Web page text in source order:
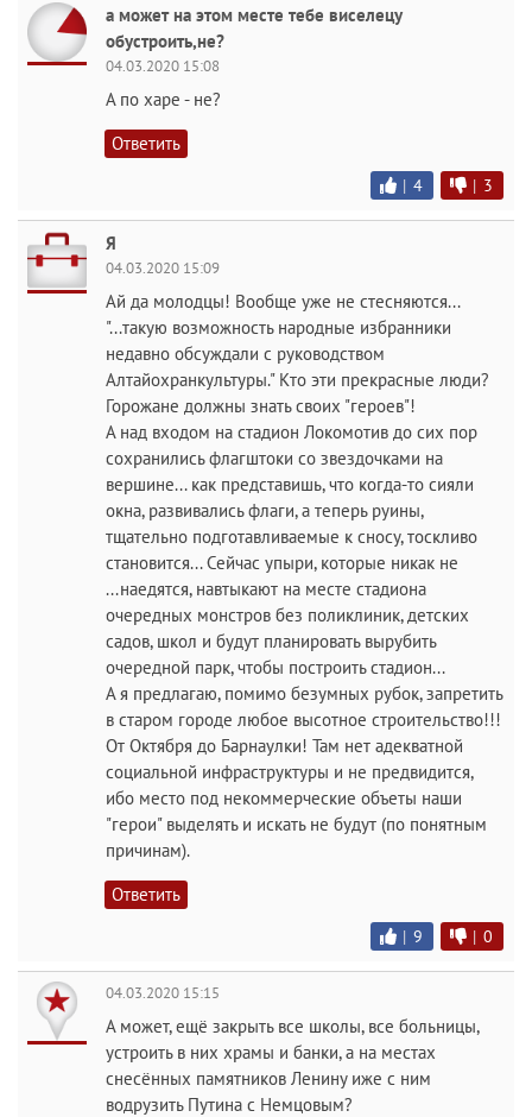
а может на этом месте тебе виселецу
обустроить,не?
04.03.2020 15:08
А по харе - не?
Ответить
| 4 | 3
Я
04.03.2020 15:09
Ай да молодцы! Вообще уже не стесняются...
"...такую возможность народные избранники
недавно обсуждали с руководством
Алтайохранкультуры." Кто эти прекрасные люди?
Горожане должны знать своих "героев"!
А над входом на стадион Локомотив до сих пор
сохранились флагштоки со звездочками на
вершине... как представишь, что когда-то сияли
окна, развивались флаги, а теперь руины,
тщательно подготавливаемые к сносу, тоскливо
становится... Сейчас упыри, которые никак не
...наедятся, навтыкают на месте стадиона
очередных монстров без поликлиник, детских
садов, школ и будут планировать вырубить
очередной парк, чтобы построить стадион...
А я предлагаю, помимо безумных рубок, запретить
в старом городе любое высотное строительство!!!
От Октября до Барнаулки! Там нет адекватной
социальной инфраструктуры и не предвидится,
ибо место под некоммерческие объеты наши
"герои" выделять и искать не будут (по понятным
причинам).
Ответить
| 9 | 0
04.03.2020 15:15
А может, ещё закрыть все школы, все больницы,
устроить в них храмы и банки, а на местах
снесённых памятников Ленину иже с ним
водрузить Путина с Немцовым?